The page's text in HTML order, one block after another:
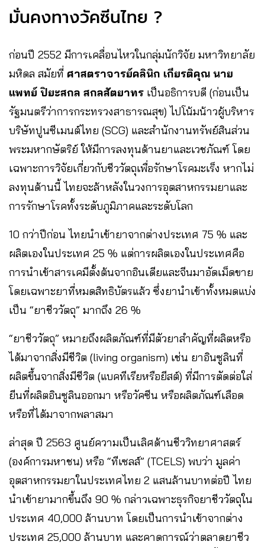
มั่นคงทางวัคซีนไทย ?
ก่อนปี 2552 มีการเคลื่อนไหวในกลุ่มนักวิจัย มหาวิทยาลัย
มหิดล สมัยที่ ศาสตราจารย์คลินิก เกียรติคุณ นาย
แพทย์ ปิยะสกล สกลสัตยาทร เป็นอธิการบดี (ก่อนเป็น
รัฐมนตรีว่าการกระทรวงสาธารณสุข) ไปโน้มน้าวผู้บริหาร
บริษัทปูนซีเมนต์ไทย (SCG) และสำนักงานทรัพย์สินส่วน
พระมหากษัตริย์ ให้มีการลงทุนด้านยาและเวชภัณฑ์ โดย
เฉพาะการวิจัยเกี่ยวกับชีววัตถุเพื่อรักษาโรคมะเร็ง หากไม่
ลงทุนด้านนี้ ไทยจะล้าหลังในวงการอุตสาหกรรมยาและ
การรักษาโรคทั้งระดับภูมิภาคและระดับโลก
10 กว่าปีก่อน ไทยนำเข้ายาจากต่างประเทศ 75 % และ
ผลิตเองในประเทศ 25 % แต่การผลิตเองในประเทศคือ
การนำเข้าสารเคมีตั้งต้นจากอินเดียและจีนมาอัดเม็ดขาย
โดยเฉพาะยาที่หมดสิทธิบัตรแล้ว ซึ่งยานำเข้าทั้งหมดแบ่ง
เป็น “ยาชีววัตถุ” มากถึง 26 %
“ยาชีววัตถุ” หมายถึงผลิตภัณฑ์ที่มีตัวยาสำคัญที่ผลิตหรือ
ได้มาจากสิ่งมีชีวิต (living organism) เช่น ยาอินซูลินที่
ผลิตขึ้นจากสิ่งมีชีวิต (แบคทีเรียหรือยีสต์) ที่มีการตัดต่อใส่
ยีนที่ผลิตอินซูลินออกมา หรือวัคซีน หรือผลิตภัณฑ์เลือด
หรือที่ได้มาจากพลาสมา
ล่าสุด ปี 2563 ศูนย์ความเป็นเลิศด้านชีววิทยาศาสตร์
(องค์การมหาชน) หรือ “ทีเซลส์” (TCELS) พบว่า มูลค่า
อุตสาหกรรมยาในประเทศไทย 2 แสนล้านบาทต่อปี ไทย
นำเข้ายามากขึ้นถึง 90 % กล่าวเฉพาะธุรกิจยาชีววัตถุใน
ประเทศ 40,000 ล้านบาท โดยเป็นการนำเข้าจากต่าง
ประเทศ 25,000 ล้านบาท และคาดการณ์ว่าตลาดยาชีว